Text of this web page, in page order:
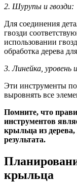
2. Шурупы и гвозди:
Для соединения
гвозди
использовании
обработка дерева
3. Линейка, уровень
Эти инструменты
выровнять все
Помните, что
инструментов
крыльца из
результата.
крыльца